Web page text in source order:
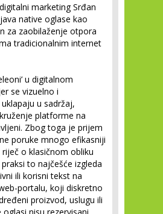
marketing Srđan
native oglase kao
za zaobilaženje otpora
tradicionalnim internet
u digitalnom
se vizuelno i
u sadržaj,
platforme na
Zbog toga je prijem
poruke mnogo efikasniji
o klasičnom obliku
to najčešće izgleda
ili korisni tekst na
portalu, koji diskretno
proizvod, uslugu ili